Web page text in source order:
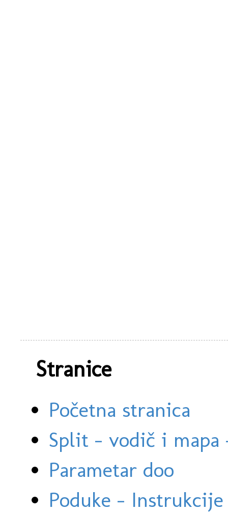
Stranice
Početna stranica
Split - vodič i
Parametar doo
Poduke -